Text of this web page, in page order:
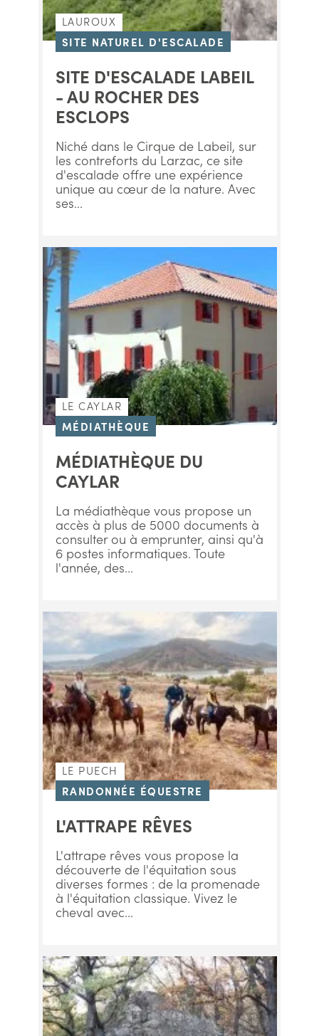
LAUROUX
SITE NATUREL D'ESCALADE
SITE D'ESCALADE LABEIL
- AU ROCHER DES
ESCLOPS
Niché dans le Cirque de Labeil, sur
les contreforts du Larzac, ce site
d'escalade offre une expérience
unique au cœur de la nature. Avec
ses...
LE CAYLAR
MÉDIATHÈQUE
MÉDIATHÈQUE DU
CAYLAR
La médiathèque vous propose un
accès à plus de 5000 documents à
consulter ou à emprunter, ainsi qu'à
6 postes informatiques. Toute
l'année, des...
LE PUECH
RANDONNÉE ÉQUESTRE
L'ATTRAPE RÊVES
L'attrape rêves vous propose la
découverte de l'équitation sous
diverses formes : de la promenade
à l'équitation classique. Vivez le
cheval avec...